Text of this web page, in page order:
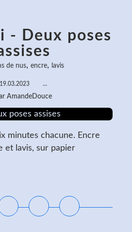
- Deux poses
de nus, encre, lavis
19.03.2023 …
AmandeDouce
minutes chacune. Encre
et lavis, sur papier